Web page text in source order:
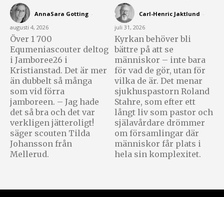
AnnaSara Gotting -
augusti 4, 2026
Över 1 700
Equmeniascouter deltog
i Jamboree26 i
Kristianstad. Det är mer
än dubbelt så många
som vid förra
jamboreen. – Jag hade
det så bra och det var
verkligen jätteroligt!
säger scouten Tilda
Johansson från
Mellerud.
Carl-Henric Jaktlund -
juli 31, 2026
Kyrkan behöver bli
bättre på att se
människor – inte bara
för vad de gör, utan för
vilka de är. Det menar
sjukhuspastorn Roland
Stahre, som efter ett
långt liv som pastor och
själavårdare drömmer
om församlingar där
människor får plats i
hela sin komplexitet.